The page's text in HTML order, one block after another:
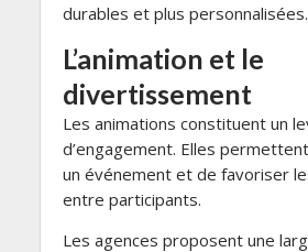
durables et plus personnalisées.
L’animation et le
divertissement
Les animations constituent un
d’engagement. Elles
un événement et de favoriser
entre participants.
Les agences proposent une